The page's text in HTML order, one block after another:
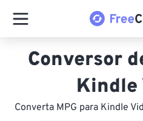
Conversor
Kindle
Converta MPG para Kindle